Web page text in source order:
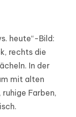
heute“-Bild:
rechts die
In der
mit alten
Farben,